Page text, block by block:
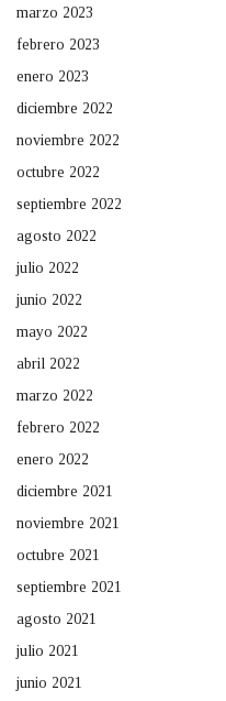
marzo 2023
febrero 2023
enero 2023
diciembre 2022
noviembre 2022
octubre 2022
septiembre 2022
agosto 2022
julio 2022
junio 2022
mayo 2022
abril 2022
marzo 2022
febrero 2022
enero 2022
diciembre 2021
noviembre 2021
octubre 2021
septiembre 2021
agosto 2021
julio 2021
junio 2021